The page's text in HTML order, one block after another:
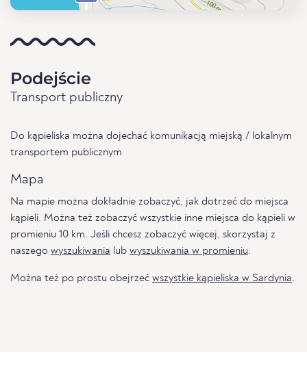
Podejście
Transport publiczny
Do kąpieliska można dojechać komunikacją miejską / lokalnym
transportem publicznym
Mapa
Na mapie można dokładnie zobaczyć, jak dotrzeć do miejsca
kąpieli. Można też zobaczyć wszystkie inne miejsca do kąpieli w
promieniu 10 km. Jeśli chcesz zobaczyć więcej, skorzystaj z
naszego wyszukiwania lub wyszukiwania w promieniu.
Można też po prostu obejrzeć wszystkie kąpieliska w Sardynia.